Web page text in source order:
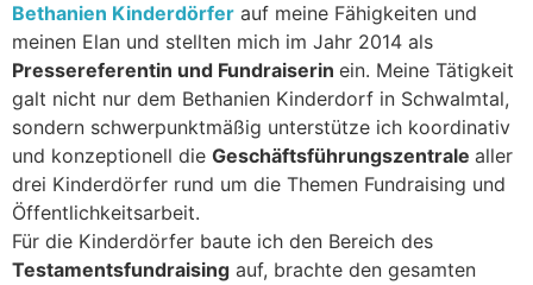
Bethanien Kinderdörfer auf meine Fähigkeiten und
meinen Elan und stellten mich im Jahr 2014 als
Pressereferentin und Fundraiserin ein. Meine Tätigkeit
galt nicht nur dem Bethanien Kinderdorf in Schwalmtal,
sondern schwerpunktmäßig unterstütze ich koordinativ
und konzeptionell die Geschäftsführungszentrale aller
drei Kinderdörfer rund um die Themen Fundraising und
Öffentlichkeitsarbeit.
Für die Kinderdörfer baute ich den Bereich des
Testamentsfundraising auf, brachte den gesamten